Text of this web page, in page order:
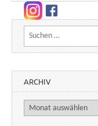
Suchen nach:
ARCHIV
Archiv